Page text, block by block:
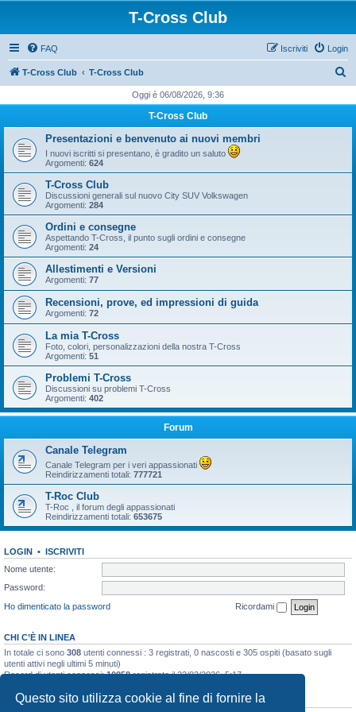
Questo sito utilizza cookie al fine di fornire la
T-Cross Club
FAQ Login
Iscriviti
T-Cross Club T-Cross Club
c
Oggi è 06/08/2026, 9:36
T-Cross Club
Presentazioni e benvenuto ai nuovi membri
I nuovi iscritti si presentano, è gradito un saluto
Argomenti: 624
T-Cross Club
Discussioni generali sul nuovo City SUV Volkswagen
Argomenti: 284
Ordini e consegne
Aspettando T-Cross, il punto sugli ordini e consegne
Argomenti: 24
Allestimenti e Versioni
Argomenti: 77
Recensioni, prove, ed impressioni di guida
Argomenti: 72
La mia T-Cross
Foto, colori, personalizzazioni della nostra T-Cross
Argomenti: 51
Problemi T-Cross
Discussioni su problemi T-Cross
Argomenti: 402
Forum
Canale Telegram
Canale Telegram per i veri appassionati
Reindirizzamenti totali: 777721
T-Roc Club
T-Roc , il forum degli appassionati
Reindirizzamenti totali: 653675
LOGIN • ISCRIVITI
Nome utente:
Password:
Ho dimenticato la password
Ricordami
CHI C’È IN LINEA
In totale ci sono 308 utenti connessi : 3 registrati, 0 nascosti e 305 ospiti (basato sugli
utenti attivi negli ultimi 5 minuti)
Record di utenti connessi:10858registrato il 23/03/2026, 5:17
STATISTICHE